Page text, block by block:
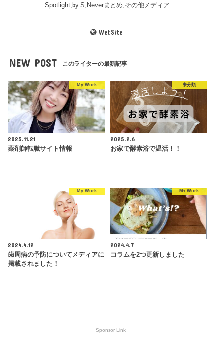
Spotlight,by.S,Neverまとめ,その他メディア
WebSite
NEW POST このライターの最新記事
My Work
2025.11.21
薬剤師転職サイト情報
未分類
2025.2.6
お家で酵素浴で温活！！
My Work
2024.4.12
歯周病の予防についてメディアに
掲載されました！
My Work
2024.4.7
コラムを2つ更新しました
Sponsor Link